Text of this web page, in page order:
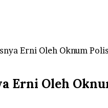
Erni Oleh Oknum
Erni Oleh